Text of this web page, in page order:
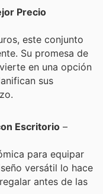
Precio
este conjunto
Su promesa de
en una opción
sus
Escritorio –
para equipar
versátil lo hace
antes de las